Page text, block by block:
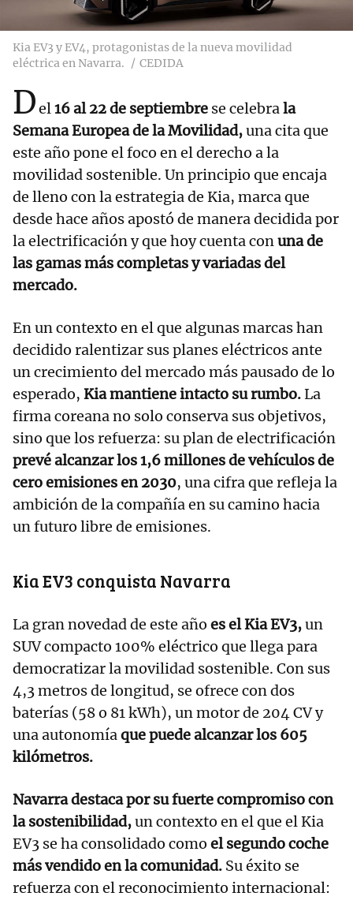
Kia EV3 y EV4, protagonistas de la nueva movilidad
eléctrica en Navarra.
CEDIDA
Del16 al 22 de septiembre se celebrala
Semana Europea de la Movilidad,una cita que
este año pone el foco en el derecho a la
movilidad sostenible. Un principio que encaja
de lleno con la estrategia de Kia, marca que
desde hace años apostó de manera decidida por
la electrificación y que hoy cuenta conuna de
las gamas más completas y variadas del
mercado.
En un contexto en el que algunas marcas han
decidido ralentizar sus planes eléctricos ante
un crecimiento del mercado más pausado de lo
esperado, Kia mantiene intacto su rumbo.La
firma coreana no solo conserva sus objetivos,
sino que los refuerza: su plan de electrificación
prevé alcanzar los 1,6 millones de vehículos de
cero emisiones en 2030, una cifra que refleja la
ambición de la compañía en su camino hacia
un futuro libre de emisiones.
Kia EV3 conquista Navarra
La gran novedad de este año es el Kia EV3,un
SUV compacto 100% eléctrico que llega para
democratizar la movilidad sostenible. Con sus
4,3 metros de longitud, se ofrece con dos
baterías (58 o 81 kWh), un motor de 204 CV y
una autonomíaque puede alcanzar los 605
kilómetros.
Navarra destaca por su fuerte compromiso con
la sostenibilidad,un contexto en el que el Kia
EV3 se ha consolidado como el segundo coche
más vendido en la comunidad. Su éxito se
refuerza con el reconocimiento internacional: